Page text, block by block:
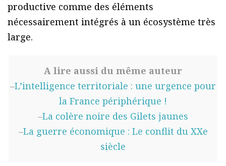
productive comme des éléments
nécessairement intégrés à un écosystème très
large.
A lire aussi du même auteur
–L’intelligence territoriale : une urgence pour
la France périphérique !
–La colère noire des Gilets jaunes
–La guerre économique : Le conflit du XXe
siècle